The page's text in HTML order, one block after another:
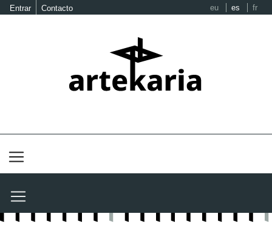
Entrar Contacto eu es fr